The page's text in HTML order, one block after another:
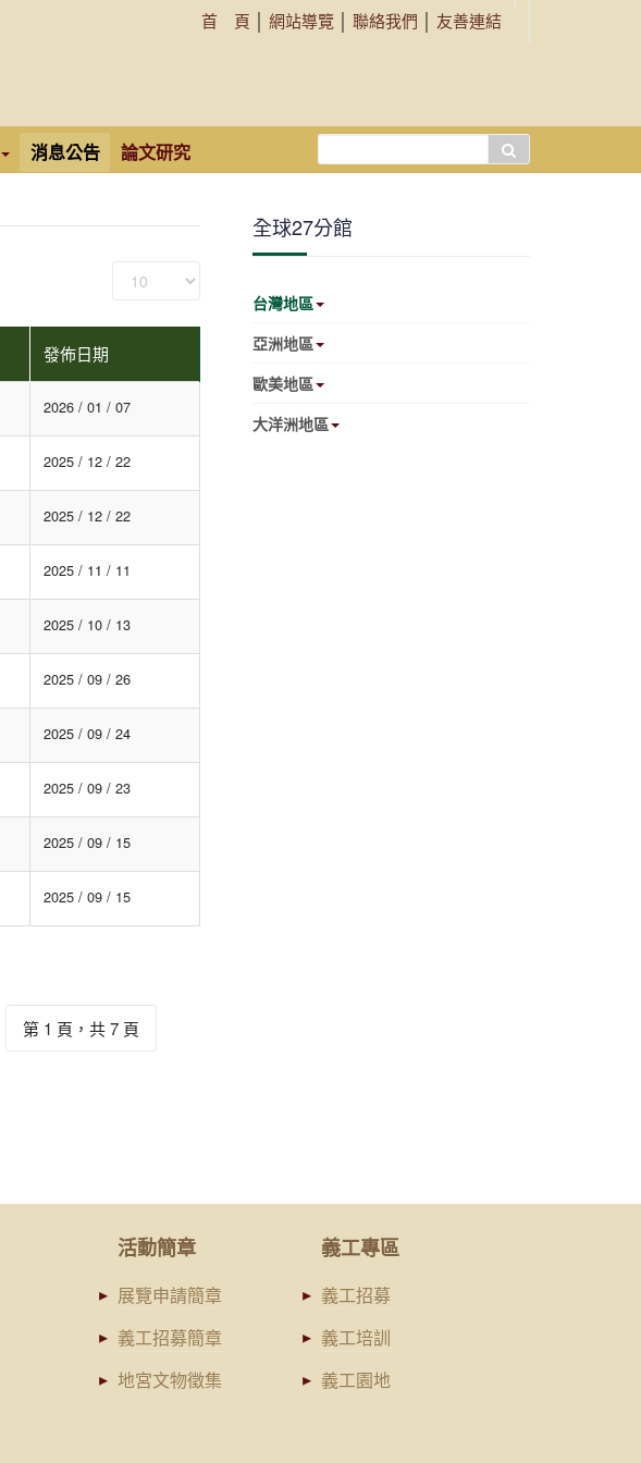
首 頁 網站導覽 聯絡我們 友善連結
消息公告 論文研究
尋...
示
數
發佈日期
2026 / 01 / 07
2025 / 12 / 22
2025 / 12 / 22
2025 / 11 / 11
2025 / 10 / 13
2025 / 09 / 26
2025 / 09 / 24
2025 / 09 / 23
2025 / 09 / 15
2025 / 09 / 15
第 1 頁，共 7 頁
全球27分館
台灣地區
亞洲地區
歐美地區
大洋洲地區
活動簡章
展覽申請簡章
義工招募簡章
地宮文物徵集
義工專區
義工招募
義工培訓
義工園地